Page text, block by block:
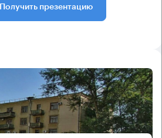
Получить презентацию